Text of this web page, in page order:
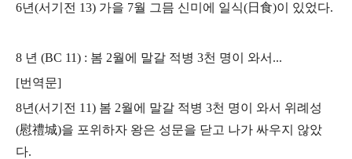
6년(서기전 13) 가을 7월 그믐 신미에 일식(日食)이 있었다.
8 년 (BC 11) : 봄 2월에 말갈 적병 3천 명이 와서...
[번역문]
8년(서기전 11) 봄 2월에 말갈 적병 3천 명이 와서 위례성
(慰禮城)을 포위하자 왕은 성문을 닫고 나가 싸우지 않았
다.